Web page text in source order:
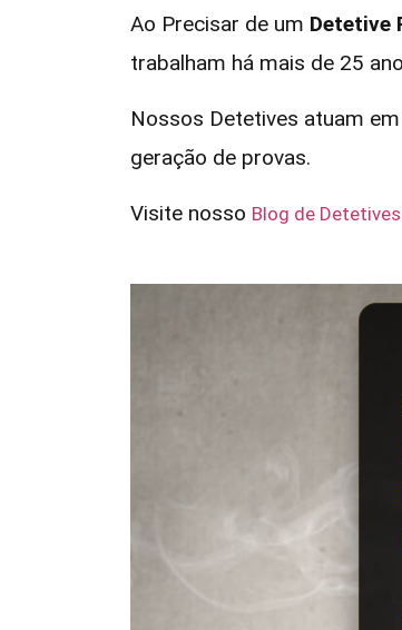
Ao Precisar de um Detetive
trabalham há mais de 25
Nossos Detetives atuam
geração de provas.
Visite nosso Blog de Detetives